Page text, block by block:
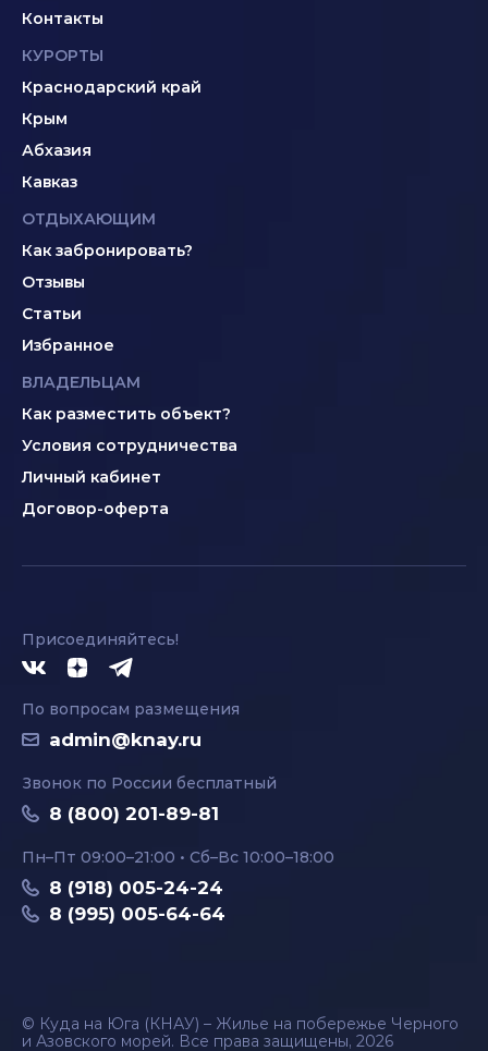
Контакты
КУРОРТЫ
Краснодарский край
Крым
Абхазия
Кавказ
ОТДЫХАЮЩИМ
Как забронировать?
Отзывы
Статьи
Избранное
ВЛАДЕЛЬЦАМ
Как разместить объект?
Условия сотрудничества
Личный кабинет
Договор-оферта
Присоединяйтесь!
По вопросам размещения
admin@knay.ru
Звонок по России бесплатный
8 (800) 201-89-81
Пн–Пт 09:00–21:00 • Сб–Вс 10:00–18:00
8 (918) 005-24-24
8 (995) 005-64-64
© Куда на Юга (КНАУ) – Жилье на побережье Черного
и Азовского морей. Все права защищены, 2026